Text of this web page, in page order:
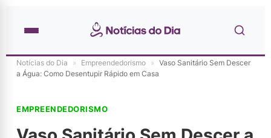
Notícias do Dia » Empreendedorismo » Vaso Sanitário Sem Descer
a Água: Como Desentupir Rápido em Casa
EMPREENDEDORISMO